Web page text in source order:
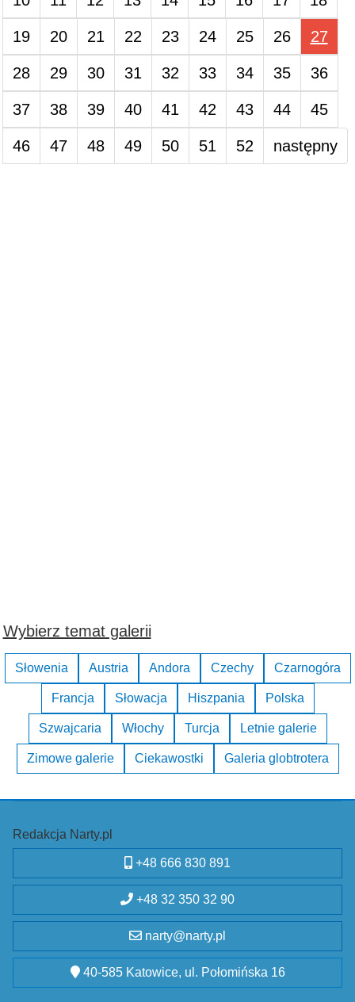
19 20 21 22 23 24 25 26 27
28 29 30 31 32 33 34 35 36
37 38 39 40 41 42 43 44 45
46 47 48 49 50 51 52 następny
Wybierz temat galerii
Słowenia Austria Andora Czechy Czarnogóra
Francja Słowacja Hiszpania Polska
Szwajcaria Włochy Turcja Letnie galerie
Zimowe galerie Ciekawostki Galeria globtrotera
Redakcja Narty.pl
+48 666 830 891
+48 32 350 32 90
narty@narty.pl
40-585 Katowice, ul. Połomińska 16